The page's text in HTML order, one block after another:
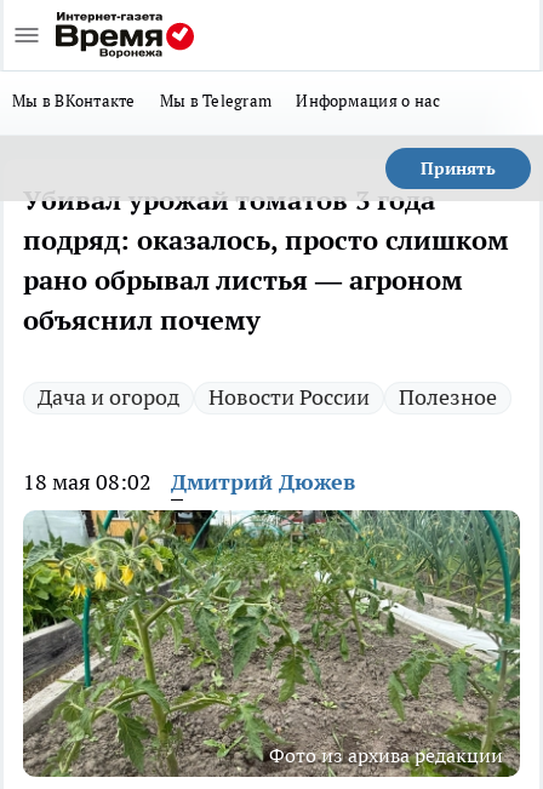
Мы в ВКонтакте Мы в Telegram Информация о нас
Принять
Убивал урожай томатов 3 года
подряд: оказалось, просто слишком
рано обрывал листья — агроном
объяснил почему
Дача и огород Новости России Полезное
18 мая 08:02 Дмитрий Дюжев
Фото из архива редакции